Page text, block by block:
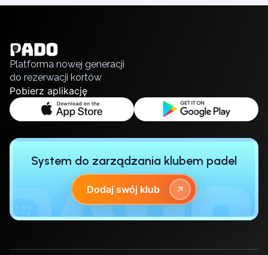
Polski
Русский
Platforma nowej generacji
do rezerwacji kortów
Pobierz aplikację
System do zarządzania klubem padel
Dodaj swój klub